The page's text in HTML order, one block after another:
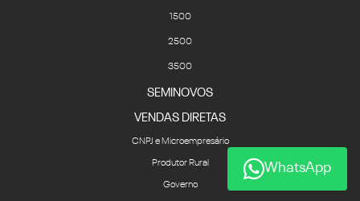
1500
2500
3500
SEMINOVOS
VENDAS DIRETAS
CNPJ e Microempresário
Produtor Rural
Governo
WhatsApp